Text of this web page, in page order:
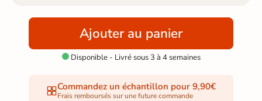
Ajouter au panier
Disponible - Livré sous 3 à 4 semaines
Commandez un échantillon pour 9,90€
Frais remboursés sur une future commande